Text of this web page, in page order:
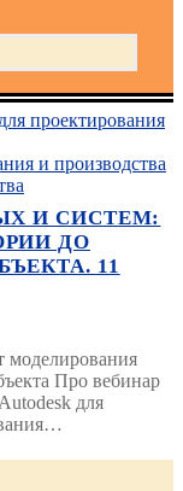
проектирования
и производства
И СИСТЕМ:
ДО
11
моделирования
Про вебинар
для